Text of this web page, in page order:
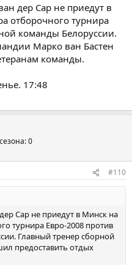
дер Сар не приедут в
отборочного турнира
команды Белоруссии.
Марко ван Бастен
команды.
17:48
0
#110
Сар не приедут в Минск на
турнира Евро-2008 против
Главный тренер сборной
предоставить отдых